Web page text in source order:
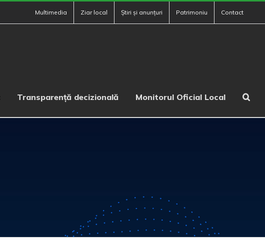
Multimedia Ziar local Știri și anunțuri Patrimoniu Contact
Transparență decizională Monitorul Oficial Local